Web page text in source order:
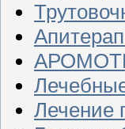
Лечение